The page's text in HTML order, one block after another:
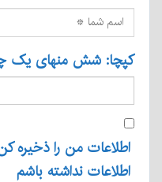
کپچا: شش منهای یک
اطلاعات من را ذخیره
اطلاعات نداشته باشم